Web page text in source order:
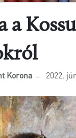
a
Korona 2022.